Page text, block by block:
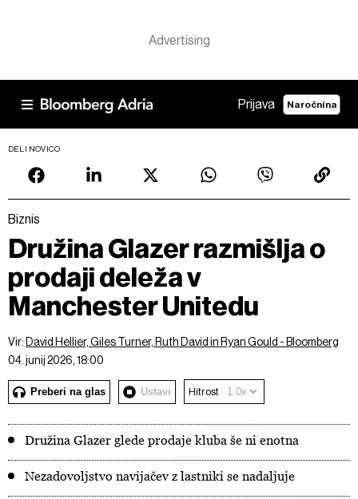
Prijava Naročnina
DELI NOVICO
Biznis
Družina Glazer razmišlja o
prodaji deleža v
Manchester Unitedu
Vir: David Hellier, Giles Turner, Ruth David in Ryan Gould - Bloomberg
04. junij 2026, 18:00
Preberi na glas Ustavi Hitrost
Družina Glazer glede prodaje kluba še ni enotna
Nezadovoljstvo navijačev z lastniki se nadaljuje